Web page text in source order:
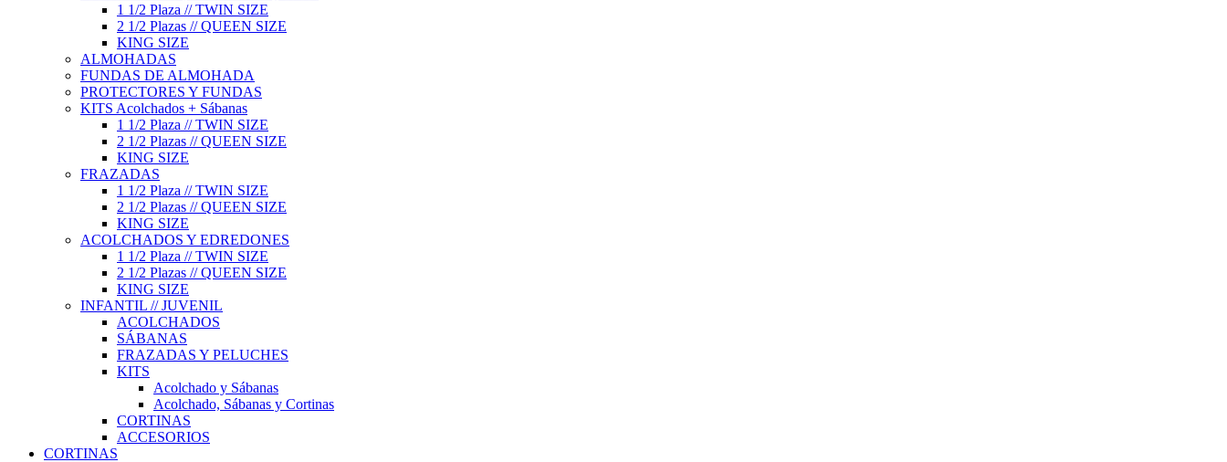
1 1/2 Plaza // TWIN SIZE
2 1/2 Plazas // QUEEN SIZE
KING SIZE
ALMOHADAS
FUNDAS DE ALMOHADA
PROTECTORES Y FUNDAS
KITS Acolchados + Sábanas
1 1/2 Plaza // TWIN SIZE
2 1/2 Plazas // QUEEN SIZE
KING SIZE
FRAZADAS
1 1/2 Plaza // TWIN SIZE
2 1/2 Plazas // QUEEN SIZE
KING SIZE
ACOLCHADOS Y EDREDONES
1 1/2 Plaza // TWIN SIZE
2 1/2 Plazas // QUEEN SIZE
KING SIZE
INFANTIL // JUVENIL
ACOLCHADOS
SÁBANAS
FRAZADAS Y PELUCHES
KITS
Acolchado y Sábanas
Acolchado, Sábanas y Cortinas
CORTINAS
ACCESORIOS
CORTINAS